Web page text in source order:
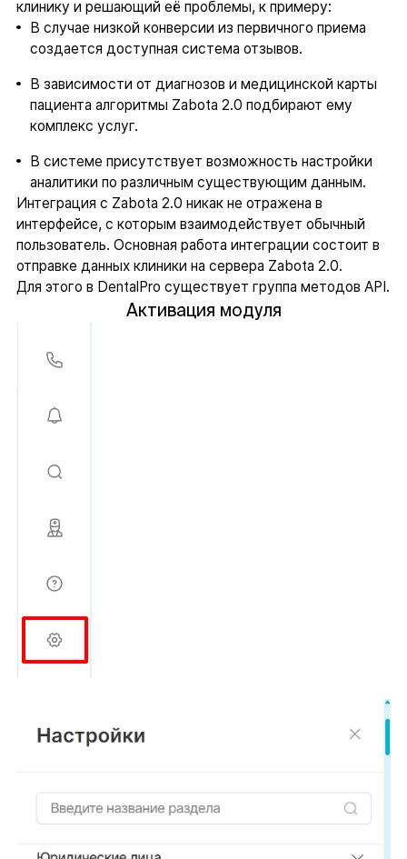
клинику и решающий её проблемы, к примеру:
В случае низкой конверсии из первичного приема
создается доступная система отзывов.
В зависимости от диагнозов и медицинской карты
пациента алгоритмы Zabota 2.0 подбирают ему
комплекс услуг.
В системе присутствует возможность настройки
аналитики по различным существующим данным.
Интеграция с Zabota 2.0 никак не отражена в
интерфейсе, с которым взаимодействует обычный
пользователь. Основная работа интеграции состоит в
отправке данных клиники на сервера Zabota 2.0.
Для этого в DentalPro существует группа методов API.
Активация модуля